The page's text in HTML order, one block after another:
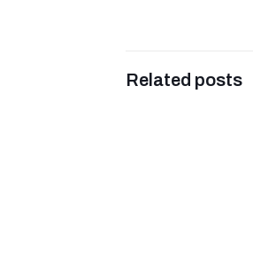
Related posts